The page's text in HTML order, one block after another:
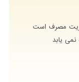
مصرف است
یابد